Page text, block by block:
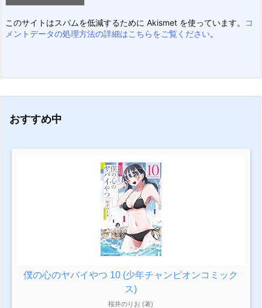
このサイトはスパムを低減するために Akismet を使っています。
コ
メントデータの処理方法の詳細はこちらをご覧ください。
おすすめ中
僕の心のヤバイやつ 10 (少年チャンピオンコミック
ス)
桜井のりお (著)